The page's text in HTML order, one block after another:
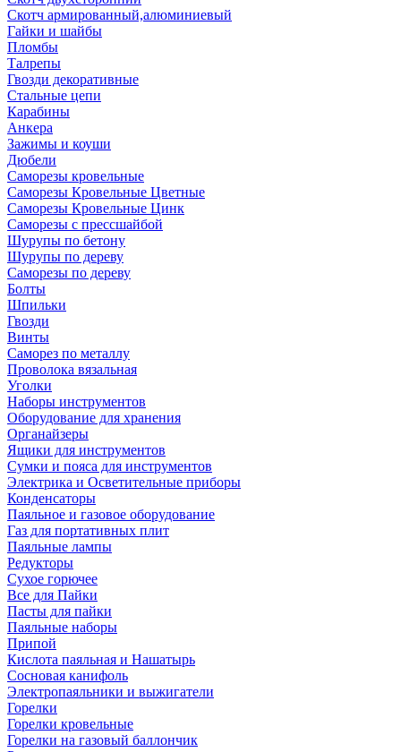
Скотч армированный,алюминиевый
Гайки и шайбы
Пломбы
Талрепы
Гвозди декоративные
Стальные цепи
Карабины
Анкера
Зажимы и коуши
Дюбели
Саморезы кровельные
Саморезы Кровельные Цветные
Саморезы Кровельные Цинк
Саморезы с прессшайбой
Шурупы по бетону
Шурупы по дереву
Саморезы по дереву
Болты
Шпильки
Гвозди
Винты
Саморез по металлу
Проволока вязальная
Уголки
Наборы инструментов
Оборудование для хранения
Органайзеры
Ящики для инструментов
Сумки и пояса для инструментов
Электрика и Осветительные приборы
Конденсаторы
Паяльное и газовое оборудование
Газ для портативных плит
Паяльные лампы
Редукторы
Сухое горючее
Все для Пайки
Пасты для пайки
Паяльные наборы
Припой
Кислота паяльная и Нашатырь
Сосновая канифоль
Электропаяльники и выжигатели
Горелки
Горелки кровельные
Горелки на газовый баллончик